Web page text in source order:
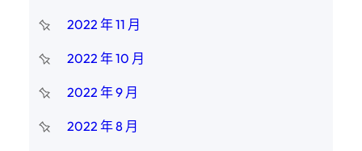
2022 年 11 月
2022 年 10 月
2022 年 9 月
2022 年 8 月